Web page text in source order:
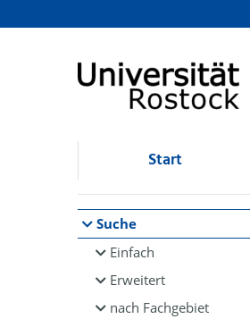
Browsen
direkt zum Inhalt
Start
Suche
Einfach
Erweitert
nach Fachgebiet